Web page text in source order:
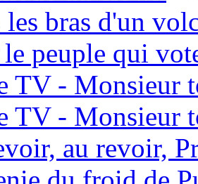
les bras d'un
le peuple qui
TV - Monsieur
TV - Monsieur
au revoir,